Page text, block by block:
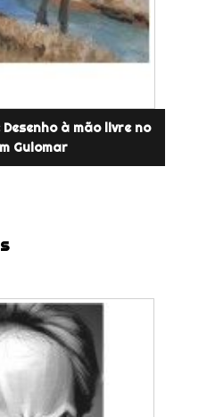
à mão livre no
Guiomar